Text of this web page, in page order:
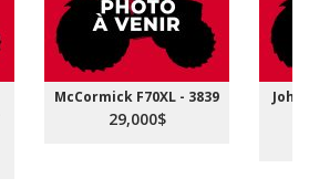
McCormick F70XL - 3839
29,000$
John